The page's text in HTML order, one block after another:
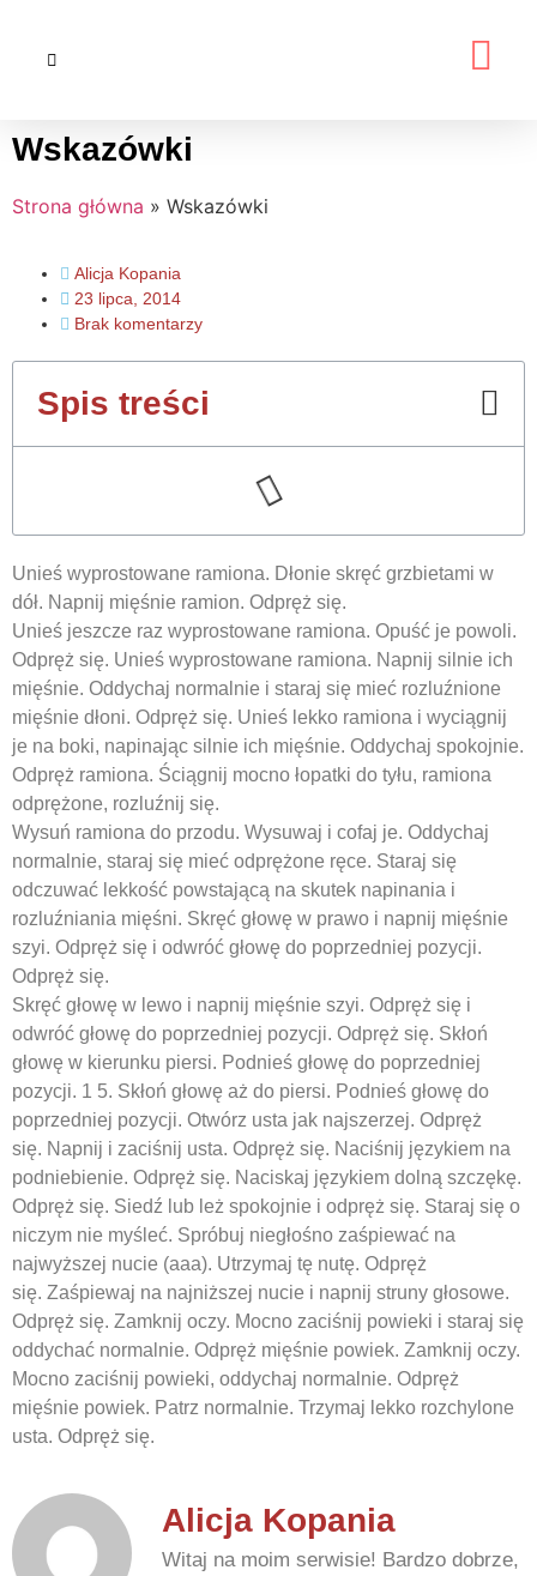
Wskazówki
Strona główna » Wskazówki
Alicja Kopania
23 lipca, 2014
Brak komentarzy
Spis treści
Unieś wyprostowane ramiona. Dłonie skręć grzbietami w
dół. Napnij mięśnie ramion. Odpręż się.
Unieś jeszcze raz wyprostowane ramiona. Opuść je powoli.
Odpręż się. Unieś wyprostowane ramiona. Napnij silnie ich
mięśnie. Oddychaj normalnie i staraj się mieć rozluźnione
mięśnie dłoni. Odpręż się. Unieś lekko ramiona i wyciągnij
je na boki, napinając silnie ich mięśnie. Oddychaj spokojnie.
Odpręż ramiona. Ściągnij mocno łopatki do tyłu, ramiona
odprężone, rozluźnij się.
Wysuń ramiona do przodu. Wysuwaj i cofaj je. Oddychaj
normalnie, staraj się mieć odprężone ręce. Staraj się
odczuwać lekkość powstającą na skutek napinania i
rozluźniania mięśni. Skręć głowę w prawo i napnij mięśnie
szyi. Odpręż się i odwróć głowę do poprzedniej pozycji.
Odpręż się.
Skręć głowę w lewo i napnij mięśnie szyi. Odpręż się i
odwróć głowę do poprzedniej pozycji. Odpręż się. Skłoń
głowę w kierunku piersi. Podnieś głowę do poprzedniej
pozycji. 1 5. Skłoń głowę aż do piersi. Podnieś głowę do
poprzedniej pozycji. Otwórz usta jak najszerzej. Odpręż
się. Napnij i zaciśnij usta. Odpręż się. Naciśnij językiem na
podniebienie. Odpręż się. Naciskaj językiem dolną szczękę.
Odpręż się. Siedź lub leż spokojnie i odpręż się. Staraj się o
niczym nie myśleć. Spróbuj niegłośno zaśpiewać na
najwyższej nucie (aaa). Utrzymaj tę nutę. Odpręż
się. Zaśpiewaj na najniższej nucie i napnij struny głosowe.
Odpręż się. Zamknij oczy. Mocno zaciśnij powieki i staraj się
oddychać normalnie. Odpręż mięśnie powiek. Zamknij oczy.
Mocno zaciśnij powieki, oddychaj normalnie. Odpręż
mięśnie powiek. Patrz normalnie. Trzymaj lekko rozchylone
usta. Odpręż się.
Alicja Kopania
Witaj na moim serwisie! Bardzo dobrze,